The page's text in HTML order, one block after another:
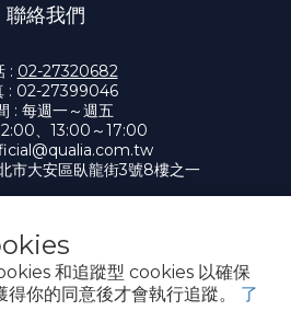
和追蹤型 cookies 以確保
你的同意後才會執行追蹤。 了
聯絡我們
: 02-27320682
: 02-27399046
: 每週一～週五
、13:00～17:00
市大安區臥龍街3號8樓之一
話或簡訊方式通知變更付款方式。